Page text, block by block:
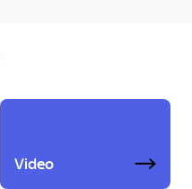
Video